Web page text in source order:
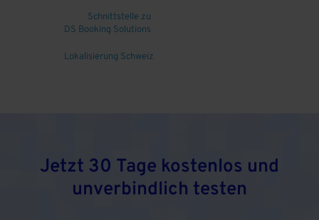
Schnittstelle zu
DS Booking Solutions
Lokalisierung Schweiz
Jetzt 30 Tage kostenlos und
unverbindlich testen